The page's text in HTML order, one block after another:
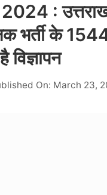
:
भर्ती के
विज्ञापन
On: March 23,